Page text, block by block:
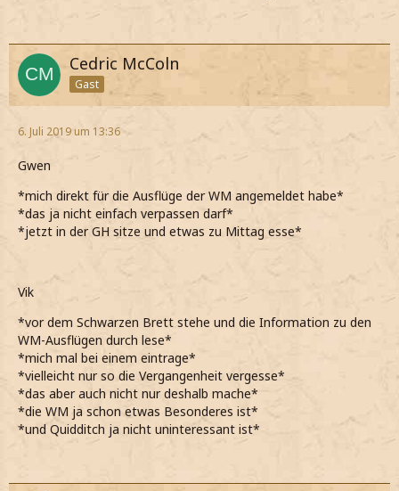
Cedric McColn
Gast
6. Juli 2019 um 13:36
Gwen
*mich direkt für die Ausflüge der WM angemeldet habe*
*das ja nicht einfach verpassen darf*
*jetzt in der GH sitze und etwas zu Mittag esse*
Vik
*vor dem Schwarzen Brett stehe und die Information zu den
WM-Ausflügen durch lese*
*mich mal bei einem eintrage*
*vielleicht nur so die Vergangenheit vergesse*
*das aber auch nicht nur deshalb mache*
*die WM ja schon etwas Besonderes ist*
*und Quidditch ja nicht uninteressant ist*